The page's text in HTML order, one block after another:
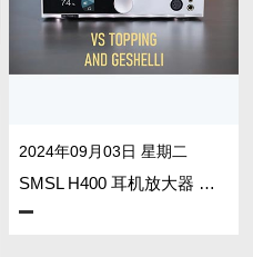
2024年09月03日 星期二
SMSL H400 耳机放大器 好看的颜值好听的声音合适的价格